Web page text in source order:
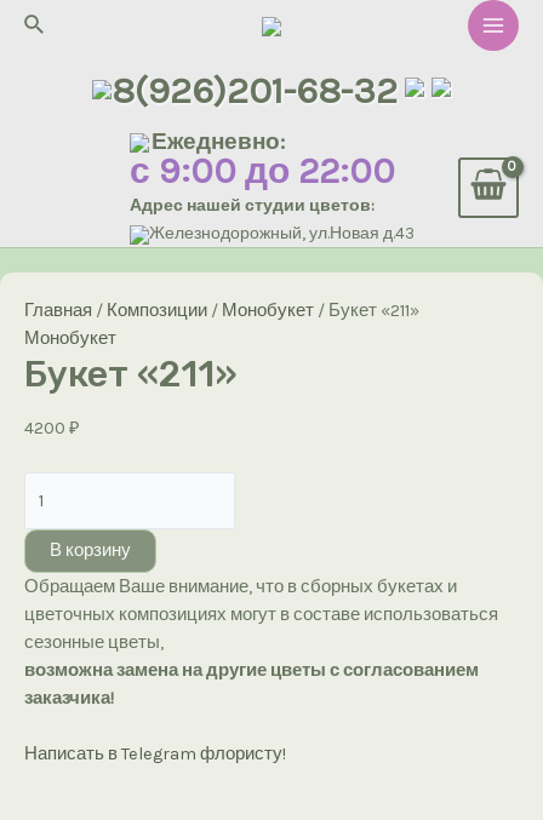
Перейти
Поиск
Main
8(926)201-68-32
Ежедневно:
с 9:00 до 22:00
Адрес нашей студии цветов:
Железнодорожный, ул.Новая д.43
Главная / Композиции / Монобукет / Букет «211»
Монобукет
Букет «211»
4200 ₽
товара
Букет
«211»
В корзину
Обращаем Ваше внимание, что в сборных букетах и
цветочных композициях могут в составе использоваться
сезонные цветы,
возможна замена на другие цветы с согласованием
заказчика!
Написать в Telegram флористу!